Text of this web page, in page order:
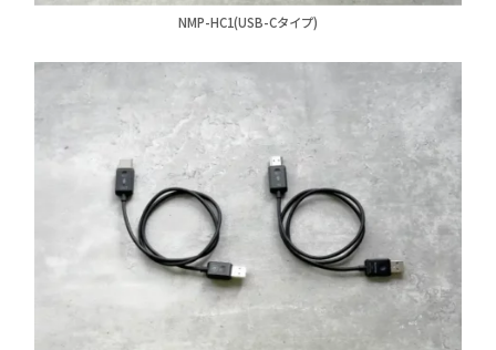
NMP-HC1(USB-Cタイプ)